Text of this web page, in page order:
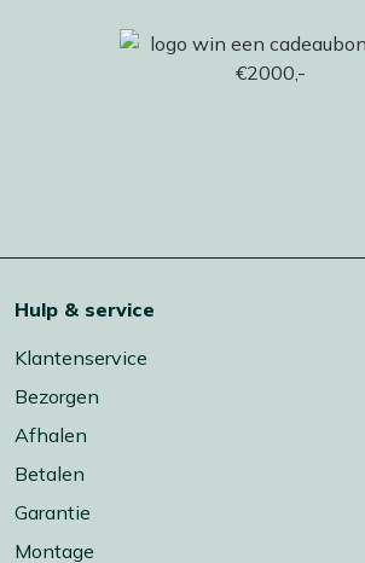
Hulp & service
Klantenservice
Bezorgen
Afhalen
Betalen
Garantie
Montage